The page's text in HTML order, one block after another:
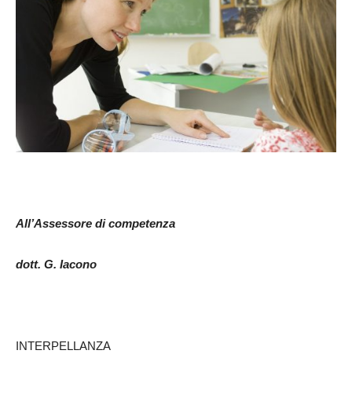
All’Assessore di competenza
dott. G. Iacono
INTERPELLANZA